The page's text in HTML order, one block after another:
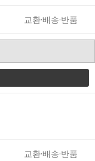
교환·배송·반품
교환·배송·반품